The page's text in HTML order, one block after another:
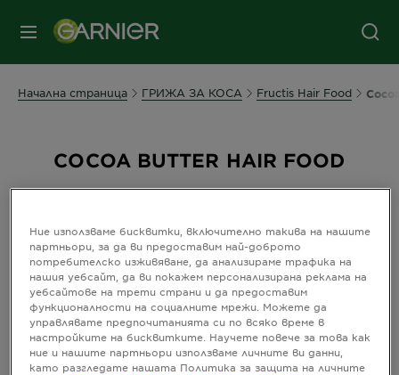
МЕНЮ
Начална страница ГРИЖА ЗА КОСА Fructis Hair Food
COCOA BUTTER HAIR FOOD
къдрава, суха коса. Дефинира къдриците
и осигурява дълготрайна хидратация,
без да утежнява косата.
Filters
Ние използваме бисквитки, включително такива на нашите
партньори, за да ви предоставим най-доброто
потребителско изживяване, да анализираме трафика на
нашия уебсайт, да ви покажем персонализирана реклама на
уебсайтове на трети страни и да предоставим
функционалности на социалните мрежи. Можете да
управлявате предпочитанията си по всяко време в
настройките на бисквитките. Научете повече за това как
ние и нашите партньори използваме личните ви данни,
като разгледате нашата Политика за защита на личните